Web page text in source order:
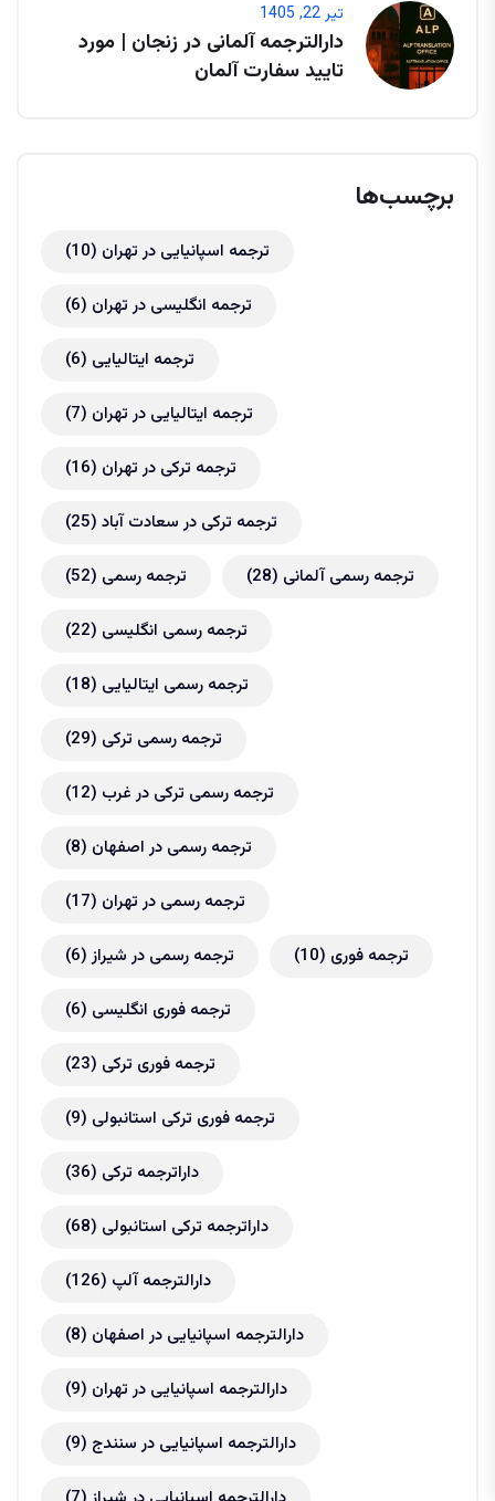
تیر 22, 1405
دارالترجمه آلمانی در زنجان | مورد
تایید سفارت آلمان
برچسب‌ها
ترجمه اسپانیایی در تهران (10)
ترجمه انگلیسی در تهران (6)
ترجمه ایتالیایی (6)
ترجمه ایتالیایی در تهران (7)
ترجمه ترکی در تهران (16)
ترجمه ترکی در سعادت آباد (25)
ترجمه رسمی (52) ترجمه رسمی آلمانی (28)
ترجمه رسمی انگلیسی (22)
ترجمه رسمی ایتالیایی (18)
ترجمه رسمی ترکی (29)
ترجمه رسمی ترکی در غرب (12)
ترجمه رسمی در اصفهان (8)
ترجمه رسمی در تهران (17)
ترجمه رسمی در شیراز(6) ترجمه فوری (10)
ترجمه فوری انگلیسی (6)
ترجمه فوری ترکی (23)
ترجمه فوری ترکی استانبولی (9)
داراترجمه ترکی (36)
داراترجمه ترکی استانبولی (68)
دارالترجمه آلپ (126)
دارالترجمه اسپانیایی در اصفهان (8)
دارالترجمه اسپانیایی در تهران (9)
دارالترجمه اسپانیایی در سنندج (9)